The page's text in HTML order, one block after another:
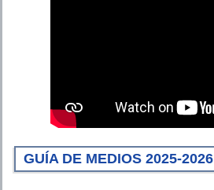
GUÍA DE MEDIOS 2025-2026